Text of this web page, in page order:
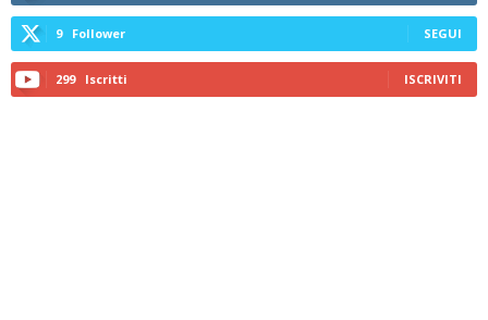
9 Follower SEGUI
299 Iscritti ISCRIVITI